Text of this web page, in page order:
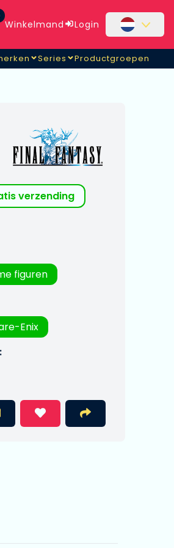
Winkelmand Login
Series Productgroepen
verzending
figuren
Enix